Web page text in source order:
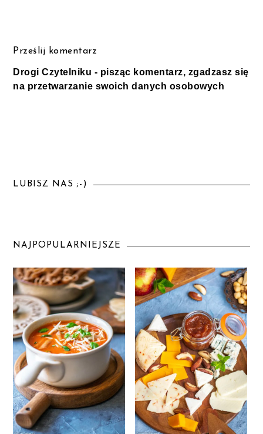
Prześlij komentarz
Drogi Czytelniku - pisząc komentarz, zgadzasz się
na przetwarzanie swoich danych osobowych
LUBISZ NAS ;-)
NAJPOPULARNIEJSZE